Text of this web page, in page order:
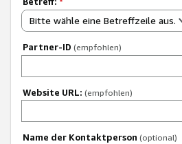
Bitte wähle eine Betreffzeile aus.
Partner-ID (empfohlen)
Website URL: (empfohlen)
Name der Kontaktperson (optional)